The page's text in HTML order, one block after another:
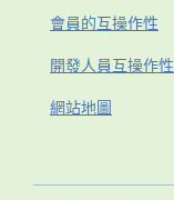
會員的互操作性
開發人員互操作性
網站地圖